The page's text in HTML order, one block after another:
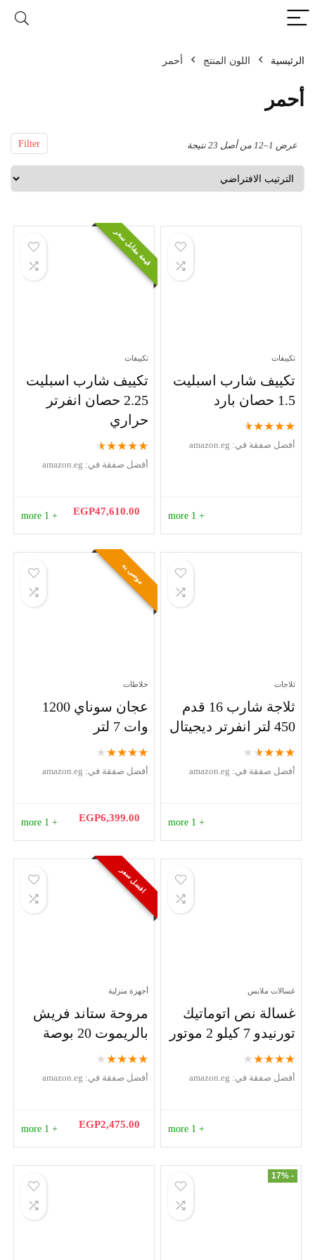
الرئيسية اللون المنتج أحمر
أحمر
Filter عرض 1–12 من أصل 23 نتيجة
تكييفات
تكييف شارب اسبليت
1.5 حصان بارد
★
★
★
★
★
أفضل صفقة في: amazon.eg
+ 1 more
قيمة مقابل سعر
تكييفات
تكييف شارب اسبليت
2.25 حصان انفرتر
حراري
★
★
★
★
★
أفضل صفقة في: amazon.eg
EGP47,610.00
+ 1 more
ثلاجات
ثلاجة شارب 16 قدم
450 لتر انفرتر ديجيتال
★
★
★
★
★
أفضل صفقة في: amazon.eg
+ 1 more
موصى به
خلاطات
عجان سوناي 1200
وات 7 لتر
★
★
★
★
★
أفضل صفقة في: amazon.eg
EGP6,399.00
+ 1 more
غسالات ملابس
غسالة نص اتوماتيك
تورنيدو 7 كيلو 2 موتور
★
★
★
★
★
أفضل صفقة في: amazon.eg
+ 1 more
افضل سعر
أجهزة منزلية
مروحة ستاند فريش
بالريموت 20 بوصة
★
★
★
★
★
أفضل صفقة في: amazon.eg
EGP2,475.00
+ 1 more
- 17%